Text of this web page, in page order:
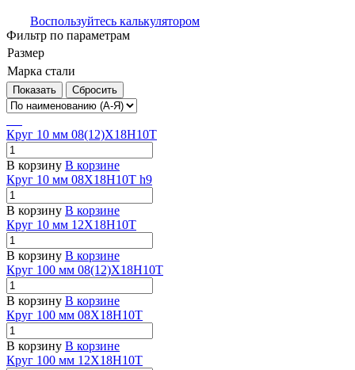
Воспользуйтесь калькулятором
Фильтр по параметрам
Размер
Марка стали
Сбросить
Круг 10 мм 08(12)Х18Н10Т
В корзину В корзине
Круг 10 мм 08Х18Н10Т h9
В корзину В корзине
Круг 10 мм 12Х18Н10Т
В корзину В корзине
Круг 100 мм 08(12)Х18Н10Т
В корзину В корзине
Круг 100 мм 08Х18Н10Т
В корзину В корзине
Круг 100 мм 12Х18Н10Т